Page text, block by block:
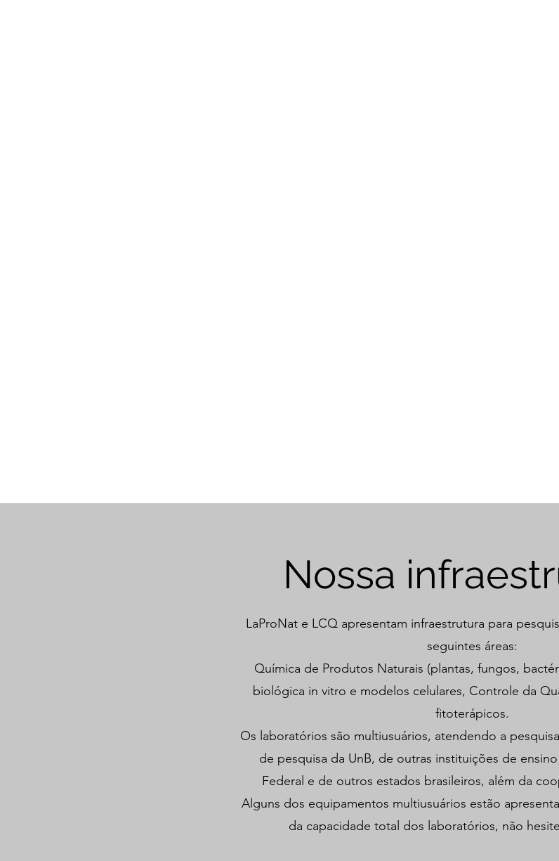
Nossa
LaProNat e LCQ apresentam infraestrutura para
seguintes áreas:
Química de Produtos Naturais (plantas, fungos,
biológica in vitro e modelos celulares, Controle da
fitoterápicos.
Os laboratórios são multiusuários, atendendo a
de pesquisa da UnB, de outras instituições de
Federal e de outros estados brasileiros, além da
Alguns dos equipamentos multiusuários estão
da capacidade total dos laboratórios, não